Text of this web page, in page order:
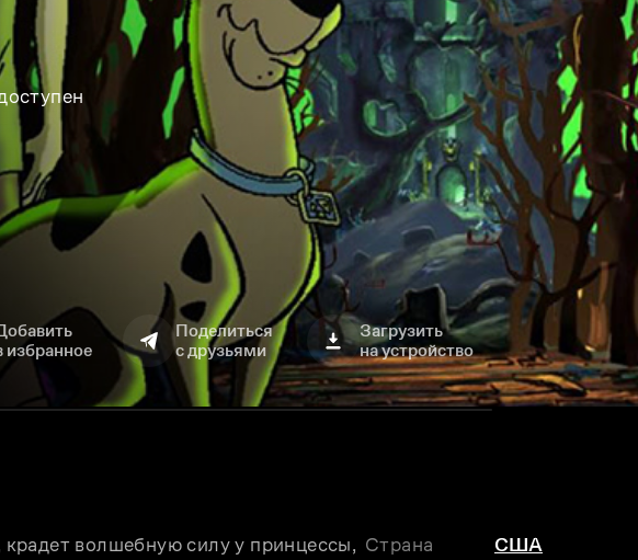
избранное
Поделиться
с друзьями
Загрузить
на устройство
волшебную силу у принцессы, Страна США